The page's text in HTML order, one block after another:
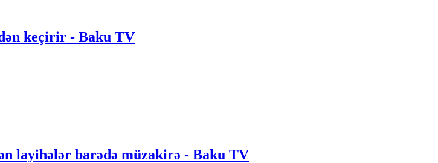
keçirir - Baku TV
layihələr barədə müzakirə - Baku TV